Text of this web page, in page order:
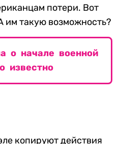
потери. Вот
им такую возможность?
о начале военной
известно
копируют действия